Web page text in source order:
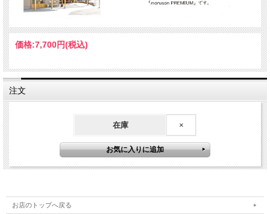
口中では生き生きとしたアタック ミネラルを感じ柑橘の官能的な味わい
スライスされたピンク・グレープフルーツのようなハツラツと引き締まったボディ
が次第に姿を現す
◆葡萄品種：ソーヴィニョン・ブラン ,セミヨン
価格:7,700円(税込)
注文
在庫 ×
お店のトップへ戻る